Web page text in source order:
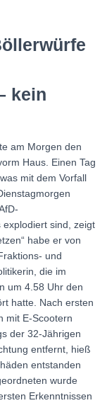
kein
am Morgen den
Haus. Einen Tag
mit dem Vorfall
sind, zeigt
habe er von
und
die im
um 4.58 Uhr den
hatte. Nach ersten
mit E-Scootern
der 32-Jährigen
entfernt, hieß
entstanden
wurde
Erkenntnissen